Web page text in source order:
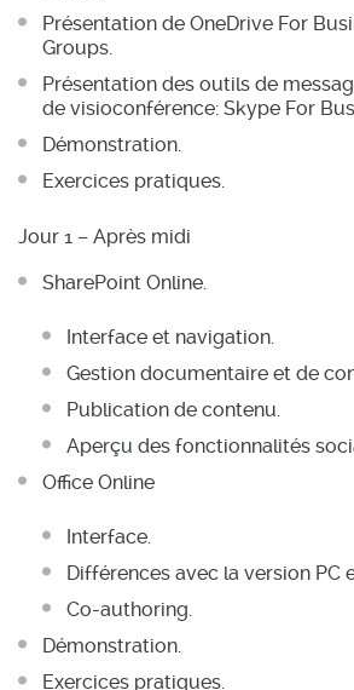
Présentation de OneDrive For
Groups.
Présentation des outils de
de visioconférence: Skype For
Démonstration.
Exercices pratiques.
Jour 1 – Après midi
SharePoint Online.
Interface et navigation.
Gestion documentaire et de
Publication de contenu.
Aperçu des fonctionnalités
Office Online
Interface.
Différences avec la version PC
Co-authoring.
Démonstration.
Exercices pratiques.